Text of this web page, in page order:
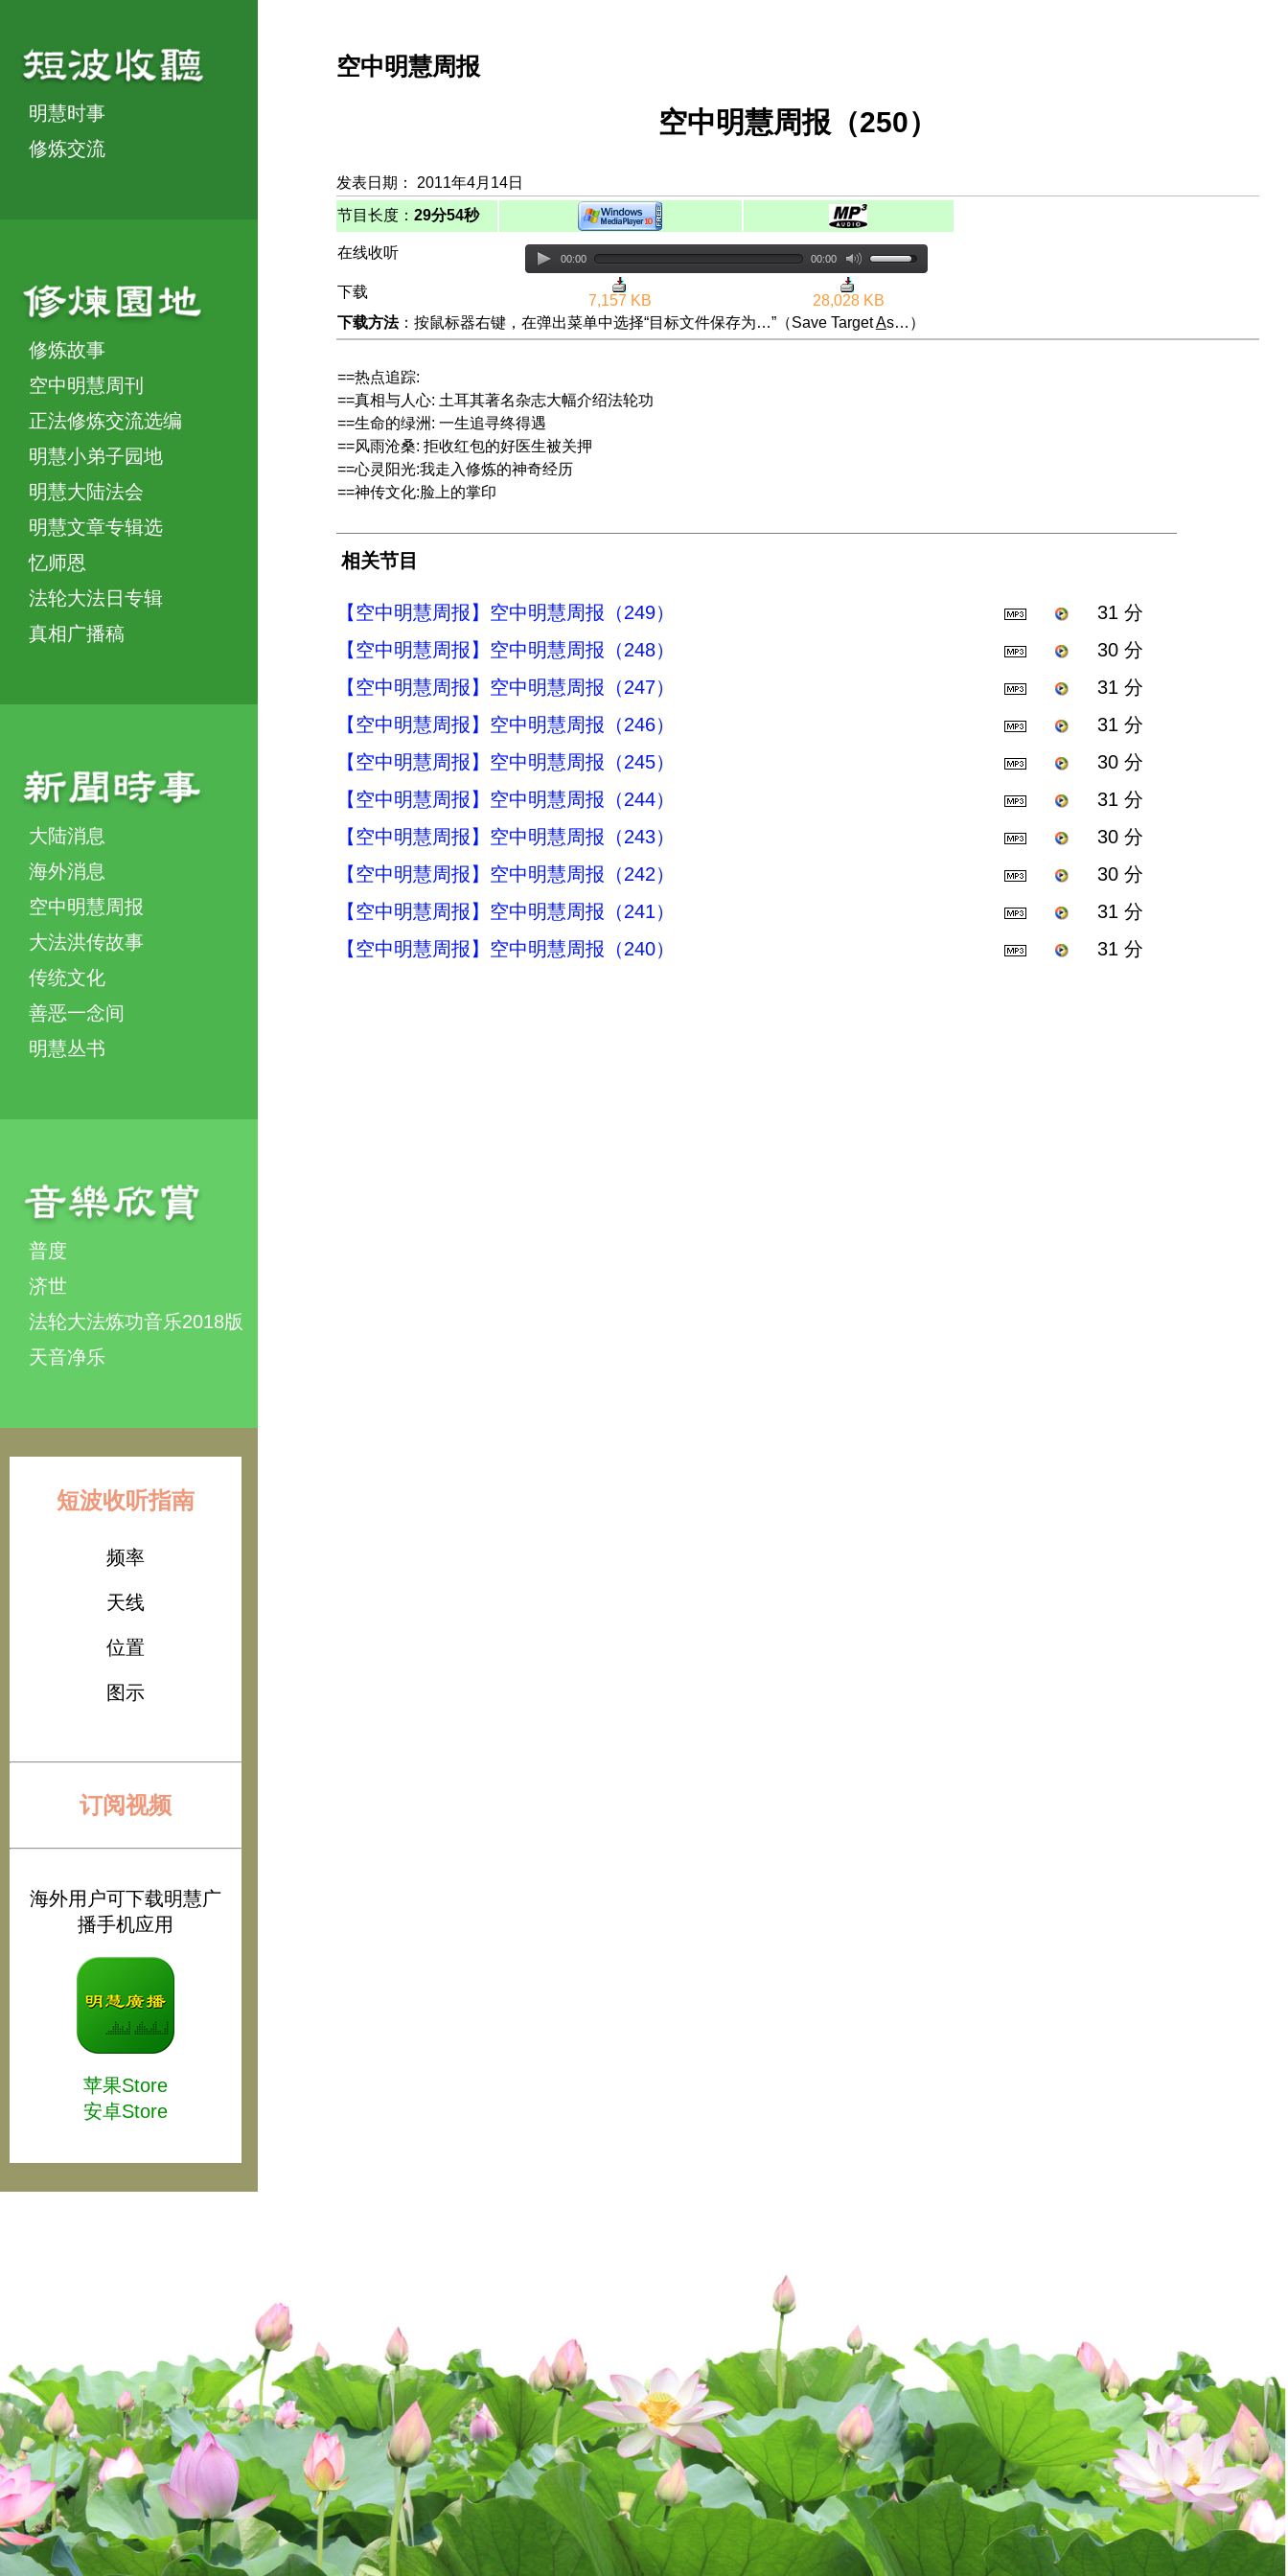
明慧时事
修炼交流
修炼故事
空中明慧周刊
正法修炼交流选编
明慧小弟子园地
明慧大陆法会
明慧文章专辑选
忆师恩
法轮大法日专辑
真相广播稿
大陆消息
海外消息
空中明慧周报
大法洪传故事
传统文化
善恶一念间
明慧丛书
普度
济世
法轮大法炼功音乐2018版
天音净乐
短波收听指南
频率
天线
位置
图示
订阅视频
海外用户可下载明慧广
播手机应用
苹果Store
安卓Store
空中明慧周报
空中明慧周报（250）
发表日期： 2011年4月14日
节目长度： 29分54秒
在线收听 00:00 00:00
下载
7,157 KB
28,028 KB
下载方法：按鼠标器右键，在弹出菜单中选择“目标文件保存为…”（Save TargetAs…）
==热点追踪:
==真相与人心: 土耳其著名杂志大幅介绍法轮功
==生命的绿洲: 一生追寻终得遇
==风雨沧桑: 拒收红包的好医生被关押
==心灵阳光:我走入修炼的神奇经历
==神传文化:脸上的掌印
相关节目
【空中明慧周报】空中明慧周报（249）
31 分
【空中明慧周报】空中明慧周报（248）
30 分
【空中明慧周报】空中明慧周报（247）
31 分
【空中明慧周报】空中明慧周报（246）
31 分
【空中明慧周报】空中明慧周报（245）
30 分
【空中明慧周报】空中明慧周报（244）
31 分
【空中明慧周报】空中明慧周报（243）
30 分
【空中明慧周报】空中明慧周报（242）
30 分
【空中明慧周报】空中明慧周报（241）
31 分
【空中明慧周报】空中明慧周报（240）
31 分